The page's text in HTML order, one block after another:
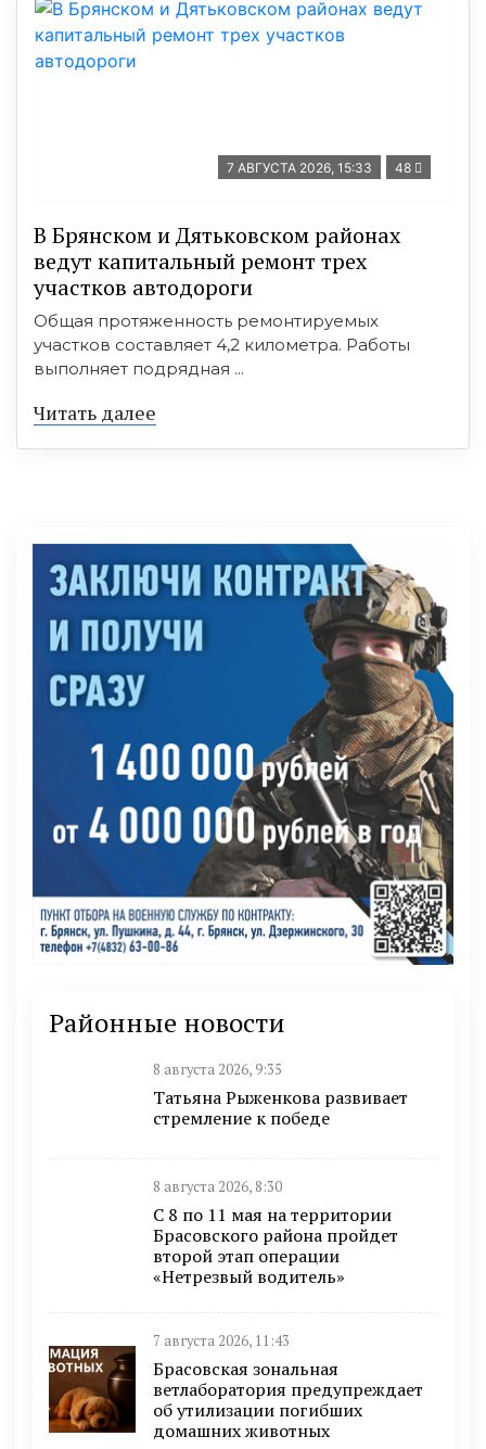
7 АВГУСТА 2026, 15:33 48
В Брянском и Дятьковском районах
ведут капитальный ремонт трех
участков автодороги
Общая протяженность ремонтируемых
участков составляет 4,2 километра. Работы
выполняет подрядная ...
Читать далее
Районные новости
8 августа 2026, 9:35
Татьяна Рыженкова развивает
стремление к победе
8 августа 2026, 8:30
С 8 по 11 мая на территории
Брасовского района пройдет
второй этап операции
«Нетрезвый водитель»
7 августа 2026, 11:43
Брасовская зональная
ветлаборатория предупреждает
об утилизации погибших
домашних животных